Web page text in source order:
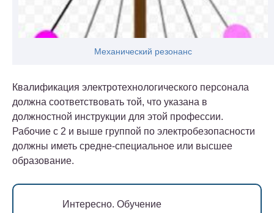
Механический резонанс
Квалификация электротехнологического персонала
должна соответствовать той, что указана в
должностной инструкции для этой профессии.
Рабочие с 2 и выше группой по электробезопасности
должны иметь средне-специальное или высшее
образование.
Интересно. Обучение